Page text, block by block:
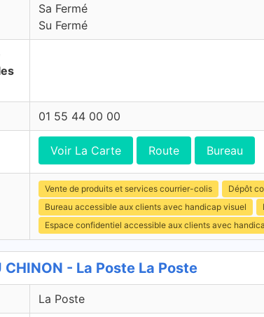
Sa Fermé
Su Fermé
01 55 44 00 00
Voir La Carte Route Bureau
Vente de produits et services courrier-colis Dépôt
Bureau accessible aux clients avec handicap visuel
Espace confidentiel accessible aux clients avec
CHINON - La Poste La Poste
La Poste